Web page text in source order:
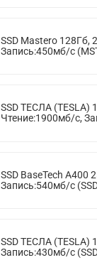
SSD Mastero 128Гб,
Запись:450мб/с
SSD ТЕСЛА (TESLA)
Чтение:1900мб/с,
SSD BaseTech A400
Запись:540мб/с
SSD ТЕСЛА (TESLA)
Запись:430мб/с